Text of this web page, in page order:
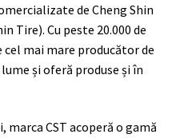
de Cheng Shin
Tire). Cu peste 20.000 de
cel mai mare producător de
și oferă produse și în
CST acoperă o gamă